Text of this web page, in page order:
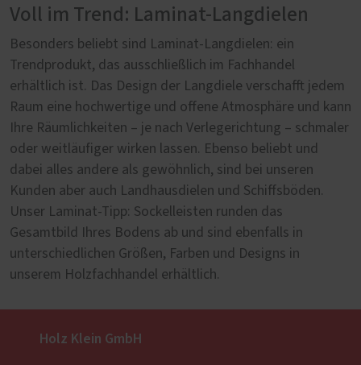
Voll im Trend: Laminat-Langdielen
Besonders beliebt sind Laminat-Langdielen: ein
Trendprodukt, das ausschließlich im Fachhandel
erhältlich ist. Das Design der Langdiele verschafft jedem
Raum eine hochwertige und offene Atmosphäre und kann
Ihre Räumlichkeiten – je nach Verlegerichtung – schmaler
oder weitläufiger wirken lassen. Ebenso beliebt und
dabei alles andere als gewöhnlich, sind bei unseren
Kunden aber auch Landhausdielen und Schiffsböden.
Unser Laminat-Tipp: Sockelleisten runden das
Gesamtbild Ihres Bodens ab und sind ebenfalls in
unterschiedlichen Größen, Farben und Designs in
unserem Holzfachhandel erhältlich.
Holz Klein GmbH